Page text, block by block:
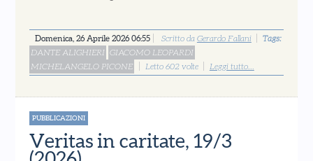
Domenica, 26 Aprile 2026 06:55 Scritto da Gerardo Fallani
Tags:
DANTE ALIGHIERI GIACOMO LEOPARDI
MICHELANGELO PICONE
Letto 602 volte Leggi tutto...
PUBBLICAZIONI
Veritas in caritate, 19/3